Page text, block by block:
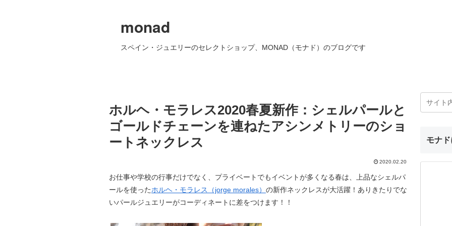
monad
スペイン・ジュエリーのセレクトショップ、MONAD（モナド）のブログです
ホルヘ・モラレス2020春夏新作：シェルパールと
ゴールドチェーンを連ねたアシンメトリーのショ
ートネックレス
2020.02.20
お仕事や学校の行事だけでなく、プライベートでもイベントが多くなる春は、上品なシェルパ
ールを使ったホルヘ・モラレス（jorge morales） の新作ネックレスが大活躍！ありきたりでな
いパールジュエリーがコーディネートに差をつけます！！
モナ